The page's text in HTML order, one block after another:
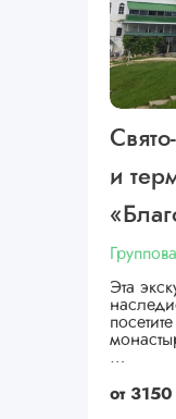
и
Эта
от 3150